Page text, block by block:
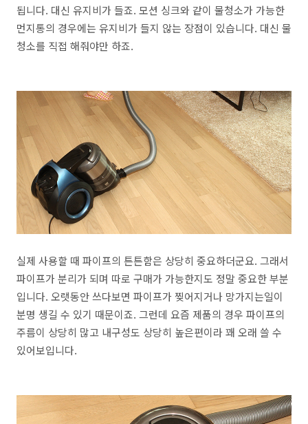
됩니다. 대신 유지비가 들죠. 모션 싱크와 같이 물청소가 가능한
먼지통의 경우에는 유지비가 들지 않는 장점이 있습니다. 대신 물
청소를 직접 해줘야만 하죠.
실제 사용할 때 파이프의 튼튼함은 상당히 중요하더군요. 그래서
파이프가 분리가 되며 따로 구매가 가능한지도 정말 중요한 부분
입니다. 오랫동안 쓰다보면 파이프가 찢어지거나 망가지는일이
분명 생길 수 있기 때문이죠. 그런데 요즘 제품의 경우 파이프의
주름이 상당히 많고 내구성도 상당히 높은편이라 꽤 오래 쓸 수
있어보입니다.